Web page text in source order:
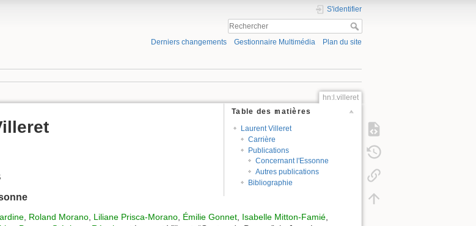
S'identifier
Derniers changements Gestionnaire Multimédia Plan du site
hn:l.villeret
Table des matières
Laurent Villeret
Carrière
Publications
Concernant l'Essonne
Autres publications
Bibliographie
Roland Morano Liliane Prisca-Morano Émilie Gonnet Isabelle Mitton-Famié